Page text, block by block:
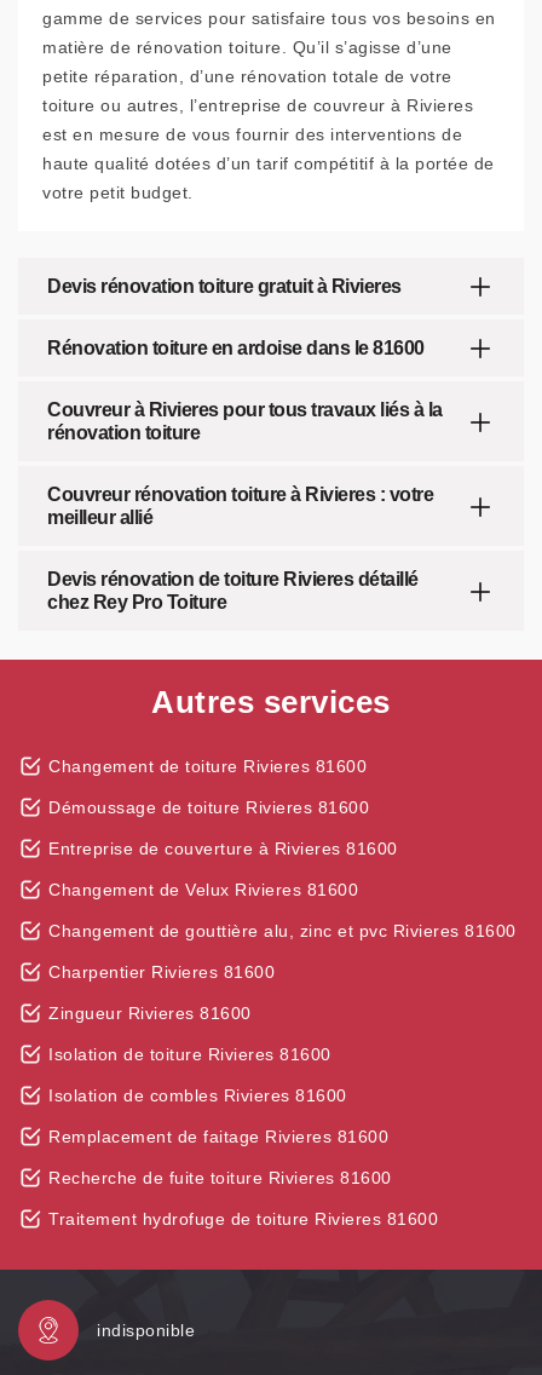
gamme de services pour satisfaire tous vos besoins en
matière de rénovation toiture. Qu’il s’agisse d’une
petite réparation, d’une rénovation totale de votre
toiture ou autres, l’entreprise de couvreur à Rivieres
est en mesure de vous fournir des interventions de
haute qualité dotées d’un tarif compétitif à la portée de
votre petit budget.
Devis rénovation toiture gratuit à Rivieres
Rénovation toiture en ardoise dans le 81600
Couvreur à Rivieres pour tous travaux liés à la
rénovation toiture
Couvreur rénovation toiture à Rivieres : votre
meilleur allié
Devis rénovation de toiture Rivieres détaillé
chez Rey Pro Toiture
Autres services
Changement de toiture Rivieres 81600
Démoussage de toiture Rivieres 81600
Entreprise de couverture à Rivieres 81600
Changement de Velux Rivieres 81600
Changement de gouttière alu, zinc et pvc Rivieres 81600
Charpentier Rivieres 81600
Zingueur Rivieres 81600
Isolation de toiture Rivieres 81600
Isolation de combles Rivieres 81600
Remplacement de faitage Rivieres 81600
Recherche de fuite toiture Rivieres 81600
Traitement hydrofuge de toiture Rivieres 81600
indisponible